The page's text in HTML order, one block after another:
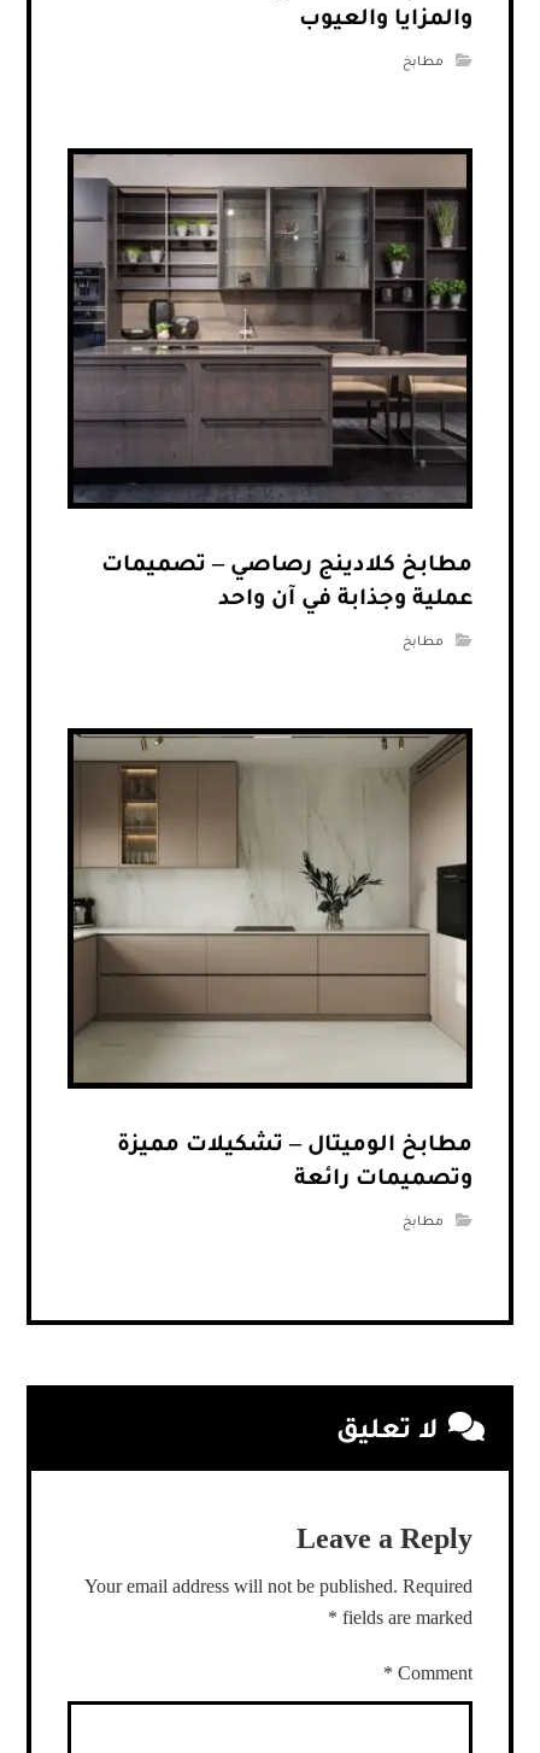
والمزايا والعيوب
مطابخ
مطابخ كلادينج رصاصي – تصميمات
عملية وجذابة في آن واحد
مطابخ
مطابخ الوميتال – تشكيلات مميزة
وتصميمات رائعة
مطابخ
لا تعليق
Leave a Reply
Your email address will not be published. Required
fields are marked
*
Comment
*